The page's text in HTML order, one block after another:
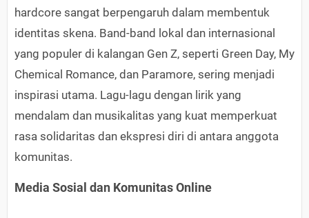
hardcore sangat berpengaruh dalam membentuk
identitas skena. Band-band lokal dan internasional
yang populer di kalangan Gen Z, seperti Green Day, My
Chemical Romance, dan Paramore, sering menjadi
inspirasi utama. Lagu-lagu dengan lirik yang
mendalam dan musikalitas yang kuat memperkuat
rasa solidaritas dan ekspresi diri di antara anggota
komunitas.
Media Sosial dan Komunitas Online